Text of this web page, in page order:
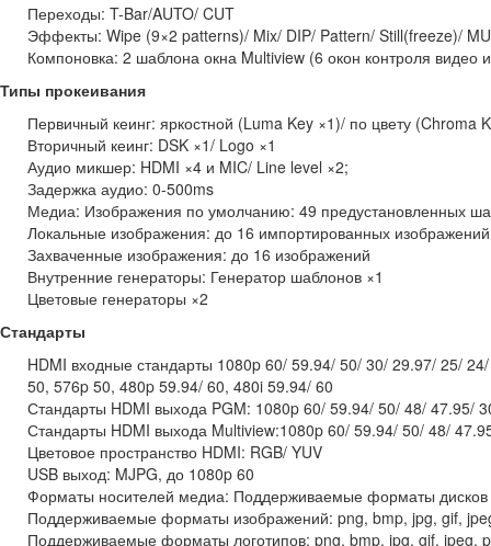
Переходы: T-Bar/AUTO/ CUT
Эффекты: Wipe (9×2 patterns)/ Mix/ DIP/ Pattern/ Still(freeze)/
Компоновка: 2 шаблона окна Multiview (6 окон контроля видео
Типы прокеивания
Первичный кеинг: яркостной (Luma Key ×1)/ по цвету (Chroma
Вторичный кеинг: DSK ×1/ Logo ×1
Аудио микшер: HDMI ×4 и MIC/ Line level ×2;
Задержка аудио: 0-500ms
Медиа: Изображения по умолчанию: 49 предустановленных
Локальные изображения: до 16 импортированных изображений
Захваченные изображения: до 16 изображений
Внутренние генераторы: Генератор шаблонов ×1
Цветовые генераторы ×2
Стандарты
HDMI входные стандарты 1080p 60/ 59.94/ 50/ 30/ 29.97/ 25/
50, 576p 50, 480p 59.94/ 60, 480i 59.94/ 60
Стандарты HDMI выхода PGM: 1080p 60/ 59.94/ 50/ 48/ 47.95/
Стандарты HDMI выхода Multiview:1080p 60/ 59.94/ 50/ 48/
Цветовое пространство HDMI: RGB/ YUV
USB выход: MJPG, до 1080p 60
Форматы носителей медиа: Поддерживаемые форматы
Поддерживаемые форматы изображений: png, bmp, jpg, gif,
Поддерживаемые форматы логотипов: png, bmp, jpg, gif, jpeg,